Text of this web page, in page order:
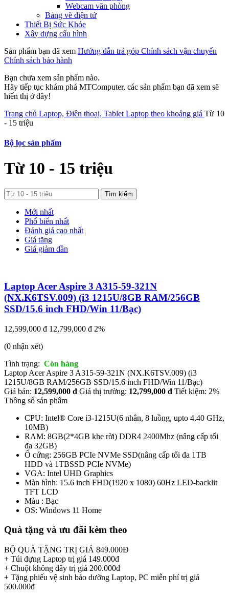
Webcam văn phòng
Bảng vẽ điện tử
Thiết Bị Sức Khỏe
Xây dựng cấu hình
Sản phẩm bạn đã xem Hướng dẫn trả góp Chính sách vận chuyển
Chính sách bảo hành
Bạn chưa xem sản phẩm nào.
Hãy tiếp tục khám phá MTComputer, các sản phẩm bạn đã xem sẽ
hiển thị ở đây!
Trang chủ Laptop, Điện thoại, Tablet Laptop theo khoảng giá Từ 10
- 15 triệu
Bộ lọc sản phẩm
Từ 10 - 15 triệu
Tìm kiếm
Mới nhất
Phổ biến nhất
Đánh giá cao nhất
Giá tăng
Giá giảm dần
Laptop Acer Aspire 3 A315-59-321N
(NX.K6TSV.009) (i3 1215U/8GB RAM/256GB
SSD/15.6 inch FHD/Win 11/Bạc)
12,599,000 đ 12,799,000 đ 2%
(0 nhận xét)
Tình trạng: Còn hàng
Laptop Acer Aspire 3 A315-59-321N (NX.K6TSV.009) (i3
1215U/8GB RAM/256GB SSD/15.6 inch FHD/Win 11/Bạc)
Giá bán: 12,599,000 đ Giá thị trường: 12,799,000 đ Tiết kiệm: 2%
Thông số sản phẩm
CPU: Intel® Core i3-1215U(6 nhân, 8 luồng, upto 4.40 GHz,
10MB)
RAM: 8GB(2*4GB khe rời) DDR4 2400Mhz (nâng cấp tối
đa 32GB)
Ổ cứng: 256GB PCIe NVMe SSD(nâng cấp tối đa 1TB
HDD và 1TBSSD PCIe NVMe)
VGA: Intel UHD Graphics
Màn hình: 15.6 inch FHD(1920 x 1080) 60Hz LED-backlit
TFT LCD
Màu : Bạc
OS: Windows 11 Home
Quà tặng và ưu đãi kèm theo
BỘ QUÀ TẶNG TRỊ GIÁ 849.000Đ
+ Túi đựng Laptop trị giá 149.000đ
+ Chuột không dây trị giá 200.000đ
+ Tặng phiếu vệ sinh bảo dưỡng Laptop, PC miễn phí trị giá
500.000đ